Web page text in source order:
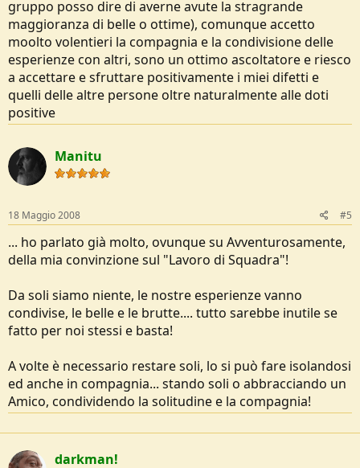
gruppo posso dire di averne avute la stragrande
maggioranza di belle o ottime), comunque accetto
moolto volentieri la compagnia e la condivisione delle
esperienze con altri, sono un ottimo ascoltatore e riesco
a accettare e sfruttare positivamente i miei difetti e
quelli delle altre persone oltre naturalmente alle doti
positive
Manitu
18 Maggio 2008 #5
... ho parlato già molto, ovunque su Avventurosamente,
della mia convinzione sul "Lavoro di Squadra"!
Da soli siamo niente, le nostre esperienze vanno
condivise, le belle e le brutte.... tutto sarebbe inutile se
fatto per noi stessi e basta!
A volte è necessario restare soli, lo si può fare isolandosi
ed anche in compagnia... stando soli o abbracciando un
Amico, condividendo la solitudine e la compagnia!
darkman!